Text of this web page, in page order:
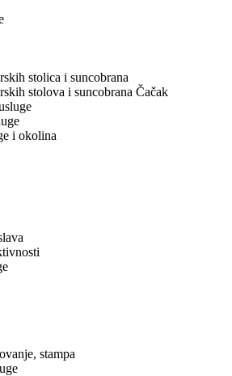
stolica i suncobrana
stolova i suncobrana Čačak
i okolina
stampa